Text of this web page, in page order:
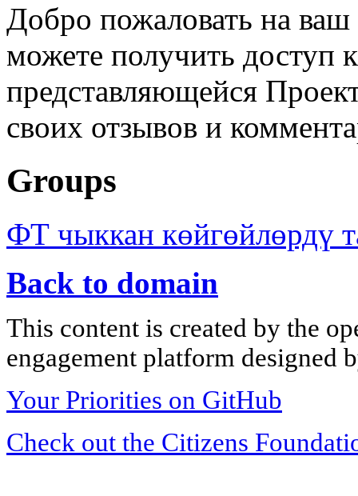
Добро пожаловать на
можете получить доступ
представляющейся
своих отзывов и
Groups
ФТ чыккан көйгөйлөрдү
Back to domain
This content is created by the
engagement platform designed
Your Priorities on GitHub
Check out the Citizens